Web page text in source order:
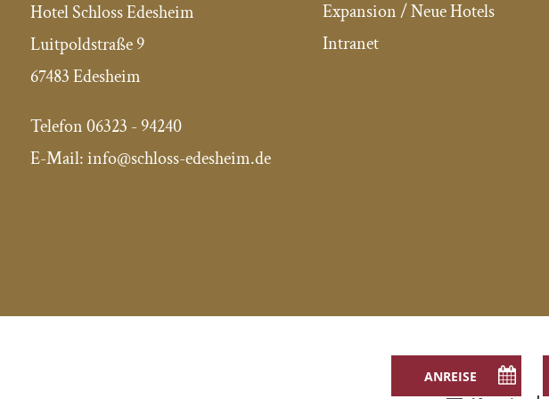
Hotel Schloss Edesheim
Luitpoldstraße 9
67483 Edesheim
Telefon06323 - 94240
E-Mail:info@schloss-edesheim.de
Expansion / Neue Hotels
Intranet